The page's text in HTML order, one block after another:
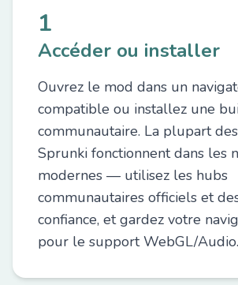
1
Accéder ou installer
Ouvrez le mod dans un
compatible ou installez une
communautaire. La plupart
Sprunki fonctionnent dans les
modernes — utilisez les hubs
communautaires officiels et
confiance, et gardez votre
pour le support WebGL/Audio.